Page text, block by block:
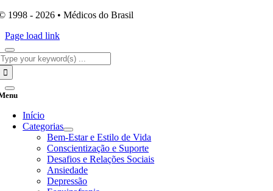
1998 - 2026 • Médicos do Brasil
Page load link
Início
Categorias
Bem-Estar e Estilo de Vida
Conscientização e Suporte
Desafios e Relações Sociais
Ansiedade
Depressão